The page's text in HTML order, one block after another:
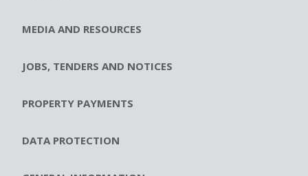
MEDIA AND RESOURCES
JOBS, TENDERS AND NOTICES
PROPERTY PAYMENTS
DATA PROTECTION